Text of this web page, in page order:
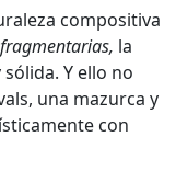
compositiva
la
Y ello no
una mazurca y
con